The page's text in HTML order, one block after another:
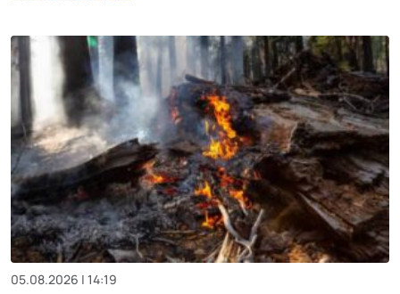
05.08.2026 | 14:19